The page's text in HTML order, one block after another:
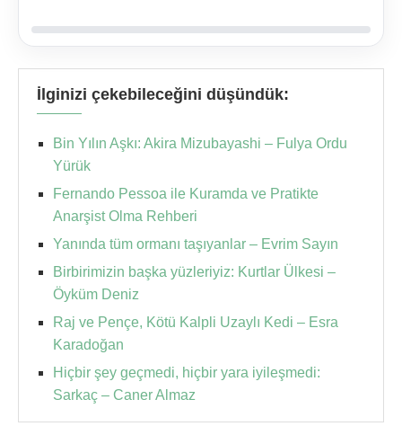
İlginizi çekebileceğini düşündük:
Bin Yılın Aşkı: Akira Mizubayashi – Fulya Ordu
Yürük
Fernando Pessoa ile Kuramda ve Pratikte
Anarşist Olma Rehberi
Yanında tüm ormanı taşıyanlar – Evrim Sayın
Birbirimizin başka yüzleriyiz: Kurtlar Ülkesi –
Öyküm Deniz
Raj ve Pençe, Kötü Kalpli Uzaylı Kedi – Esra
Karadoğan
Hiçbir şey geçmedi, hiçbir yara iyileşmedi:
Sarkaç – Caner Almaz